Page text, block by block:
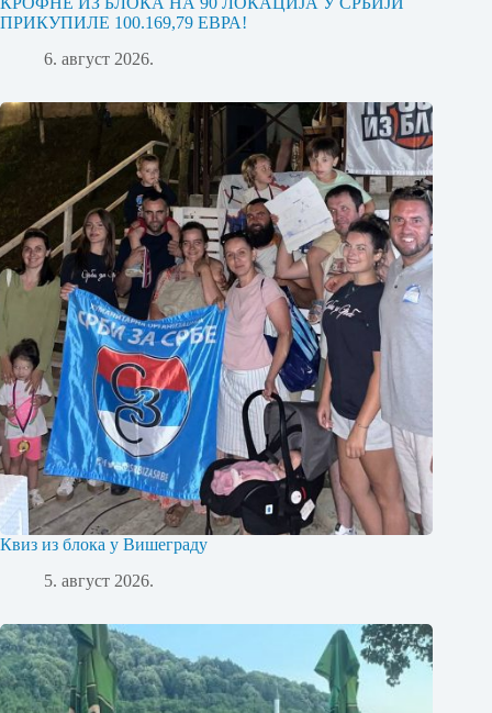
ПРИКУПИЛЕ 100.169,79 ЕВРА!
6. август 2026.
Квиз из блока у Вишеграду
5. август 2026.